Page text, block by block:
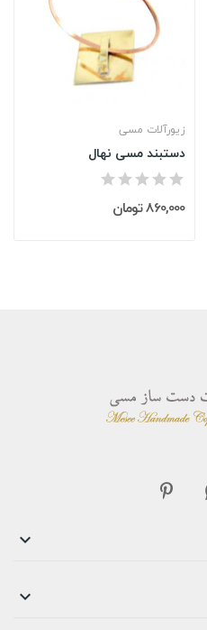
زیورآلات مسی
دستبند مسی نهال
860,000 تومان

